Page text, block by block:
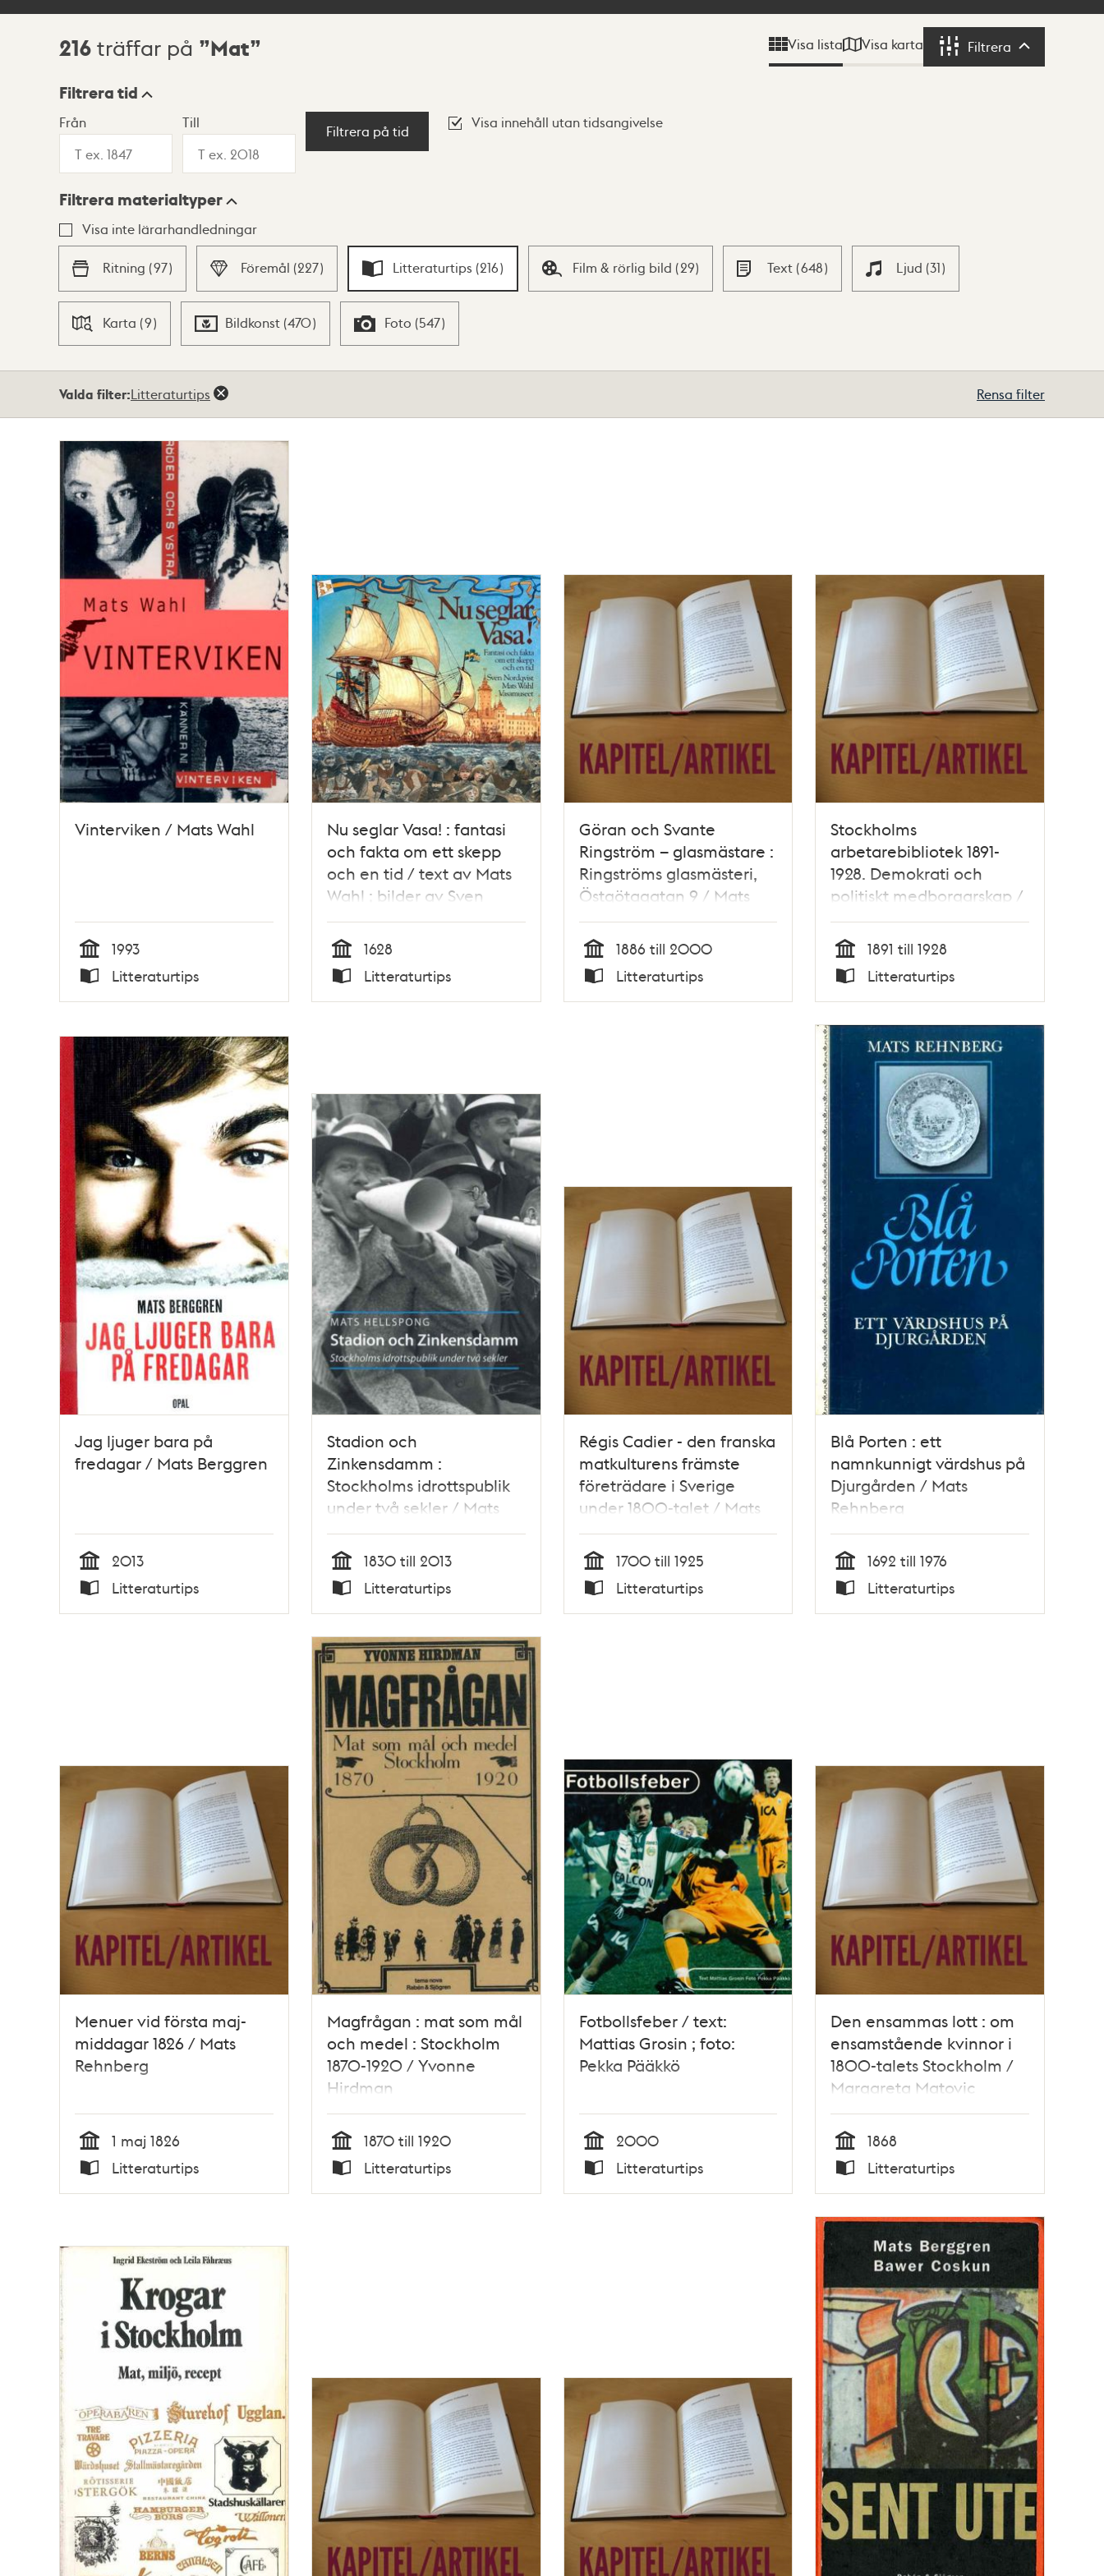
Sökresultat
216 träffar på Mat Visa lista Visa karta Filtrera Filtrera
Visningsläge
Lista Karta
Filtrera tid
Från Till
Filtrera på tid
Visa innehåll utan tidsangivelse
Filtrera materialtyper
Visa inte lärarhandledningar
Ritning (97) Föremål (227) Litteraturtips (216) Film & rörlig bild (29) Text (648) Ljud (31)
Karta (9) Bildkonst (470) Foto (547)
träffarValda filter:Litteraturtips Rensa filter
Vinterviken / Mats Wahl
Tid
1993
Typ
Litteraturtips
Nu seglar Vasa! : fantasi
och fakta om ett skepp
och en tid / text av Mats
Wahl ; bilder av Sven
Nordqvist ; faktaunderlag
och faktatext av Birgitta
Stapf m.fl.
Tid
1628
Typ
Litteraturtips
Göran och Svante
Ringström – glasmästare :
Ringströms glasmästeri,
Östgötagatan 9 / Mats
Janson
Tid
1886 till 2000
Typ
Litteraturtips
Stockholms
arbetarebibliotek 1891-
1928. Demokrati och
politiskt medborgarskap /
Mats Myrstener
Tid
1891 till 1928
Typ
Litteraturtips
Jag ljuger bara på
fredagar / Mats Berggren
Tid
2013
Typ
Litteraturtips
Stadion och
Zinkensdamm :
Stockholms idrottspublik
under två sekler / Mats
Hellspong
Tid
1830 till 2013
Typ
Litteraturtips
Régis Cadier - den franska
matkulturens främste
företrädare i Sverige
under 1800-talet / Mats
Rehnberg
Tid
1700 till 1925
Typ
Litteraturtips
Blå Porten : ett
namnkunnigt värdshus på
Djurgården / Mats
Rehnberg
Tid
1692 till 1976
Typ
Litteraturtips
Menuer vid första maj-
middagar 1826 / Mats
Rehnberg
Tid
1 maj 1826
Litteraturtips
Magfrågan : mat som mål
och medel : Stockholm
1870-1920 / Yvonne
Hirdman
Tid
1870 till 1920
Litteraturtips
Fotbollsfeber / text:
Mattias Grosin ; foto:
Pekka Pääkkö
Tid
2000
Litteraturtips
Den ensammas lott : om
ensamstående kvinnor i
1800-talets Stockholm /
Margareta Matovic
Tid
1868
Litteraturtips